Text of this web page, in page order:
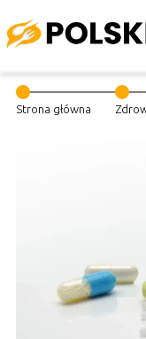
Strona główna